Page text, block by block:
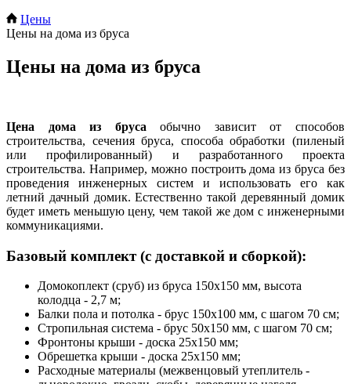
Цены
Цены на дома из бруса
Цены на дома из бруса
Цена дома из бруса обычно зависит от способов
строительства, сечения бруса, способа обработки (пиленый
или профилированный) и разработанного проекта
строительства. Например, можно построить дома из бруса без
проведения инженерных систем и использовать его как
летний дачный домик. Естественно такой деревянный домик
будет иметь меньшую цену, чем такой же дом с инженерными
коммуникациями.
Базовый комплект (с доставкой и сборкой):
Домокоплект (сруб) из бруса 150х150 мм, высота
колодца - 2,7 м;
Балки пола и потолка - брус 150х100 мм, с шагом 70 см;
Стропильная система - брус 50х150 мм, с шагом 70 см;
Фронтоны крыши - доска 25х150 мм;
Обрешетка крыши - доска 25х150 мм;
Расходные материалы (межвенцовый утеплитель -